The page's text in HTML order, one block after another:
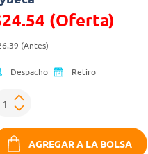
(Oferta)
reducido de
(Antes)
Despacho Retiro
AGREGAR A LA BOLSA